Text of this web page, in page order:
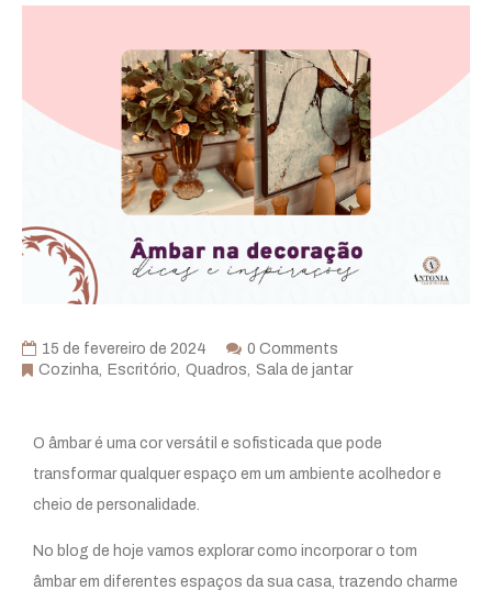
15 de fevereiro de 2024
0 Comments
Cozinha
Escritório Quadros Sala de jantar
O âmbar é uma cor versátil e sofisticada que pode
transformar qualquer espaço em um ambiente acolhedor e
cheio de personalidade.
No blog de hoje vamos explorar como incorporar o tom
âmbar em diferentes espaços da sua casa, trazendo charme